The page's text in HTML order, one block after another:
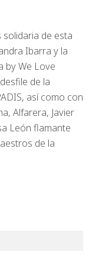
de esta
Ibarra y la
by We Love
de la
así como con
Alfarera, Javier
León flamante
de la